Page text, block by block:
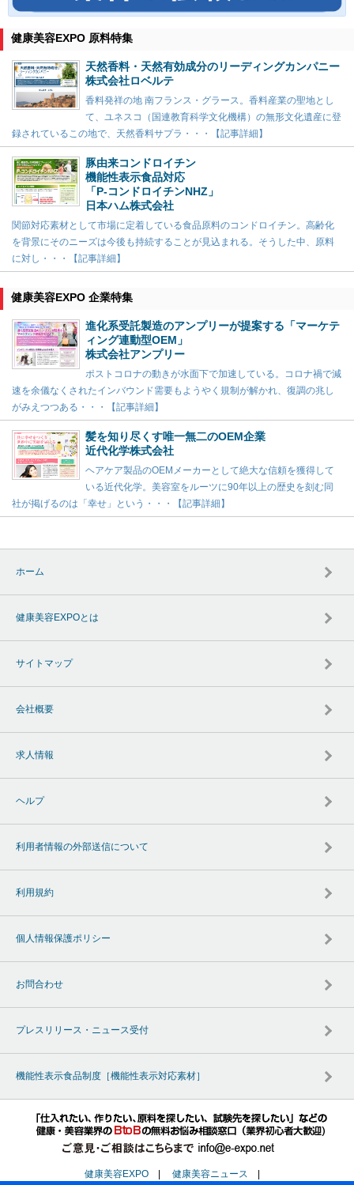
健康美容EXPO 原料特集
天然香料・天然有効成分のリーディングカンパニー
株式会社ロベルテ
香料発祥の地 南フランス・グラース。香料産業の聖地とし
て、ユネスコ（国連教育科学文化機構）の無形文化遺産に登
録されているこの地で、天然香料サプラ・・・【記事詳細】
豚由来コンドロイチン
機能性表示食品対応
「P-コンドロイチンNHZ」
日本ハム株式会社
関節対応素材として市場に定着している食品原料のコンドロイチン。高齢化
を背景にそのニーズは今後も持続することが見込まれる。そうした中、原料
に対し・・・【記事詳細】
健康美容EXPO 企業特集
進化系受託製造のアンプリーが提案する「マーケテ
ィング連動型OEM」
株式会社アンプリー
ポストコロナの動きが水面下で加速している。コロナ禍で減
速を余儀なくされたインバウンド需要もようやく規制が解かれ、復調の兆し
がみえつつある・・・【記事詳細】
髪を知り尽くす唯一無二のOEM企業
近代化学株式会社
ヘアケア製品のOEMメーカーとして絶大な信頼を獲得して
いる近代化学。美容室をルーツに90年以上の歴史を刻む同
社が掲げるのは「幸せ」という・・・【記事詳細】
ホーム
健康美容EXPOとは
サイトマップ
会社概要
求人情報
ヘルプ
利用者情報の外部送信について
利用規約
個人情報保護ポリシー
お問合わせ
プレスリリース・ニュース受付
機能性表示食品制度［機能性表示対応素材］
健康美容EXPO | 健康美容ニュース
|